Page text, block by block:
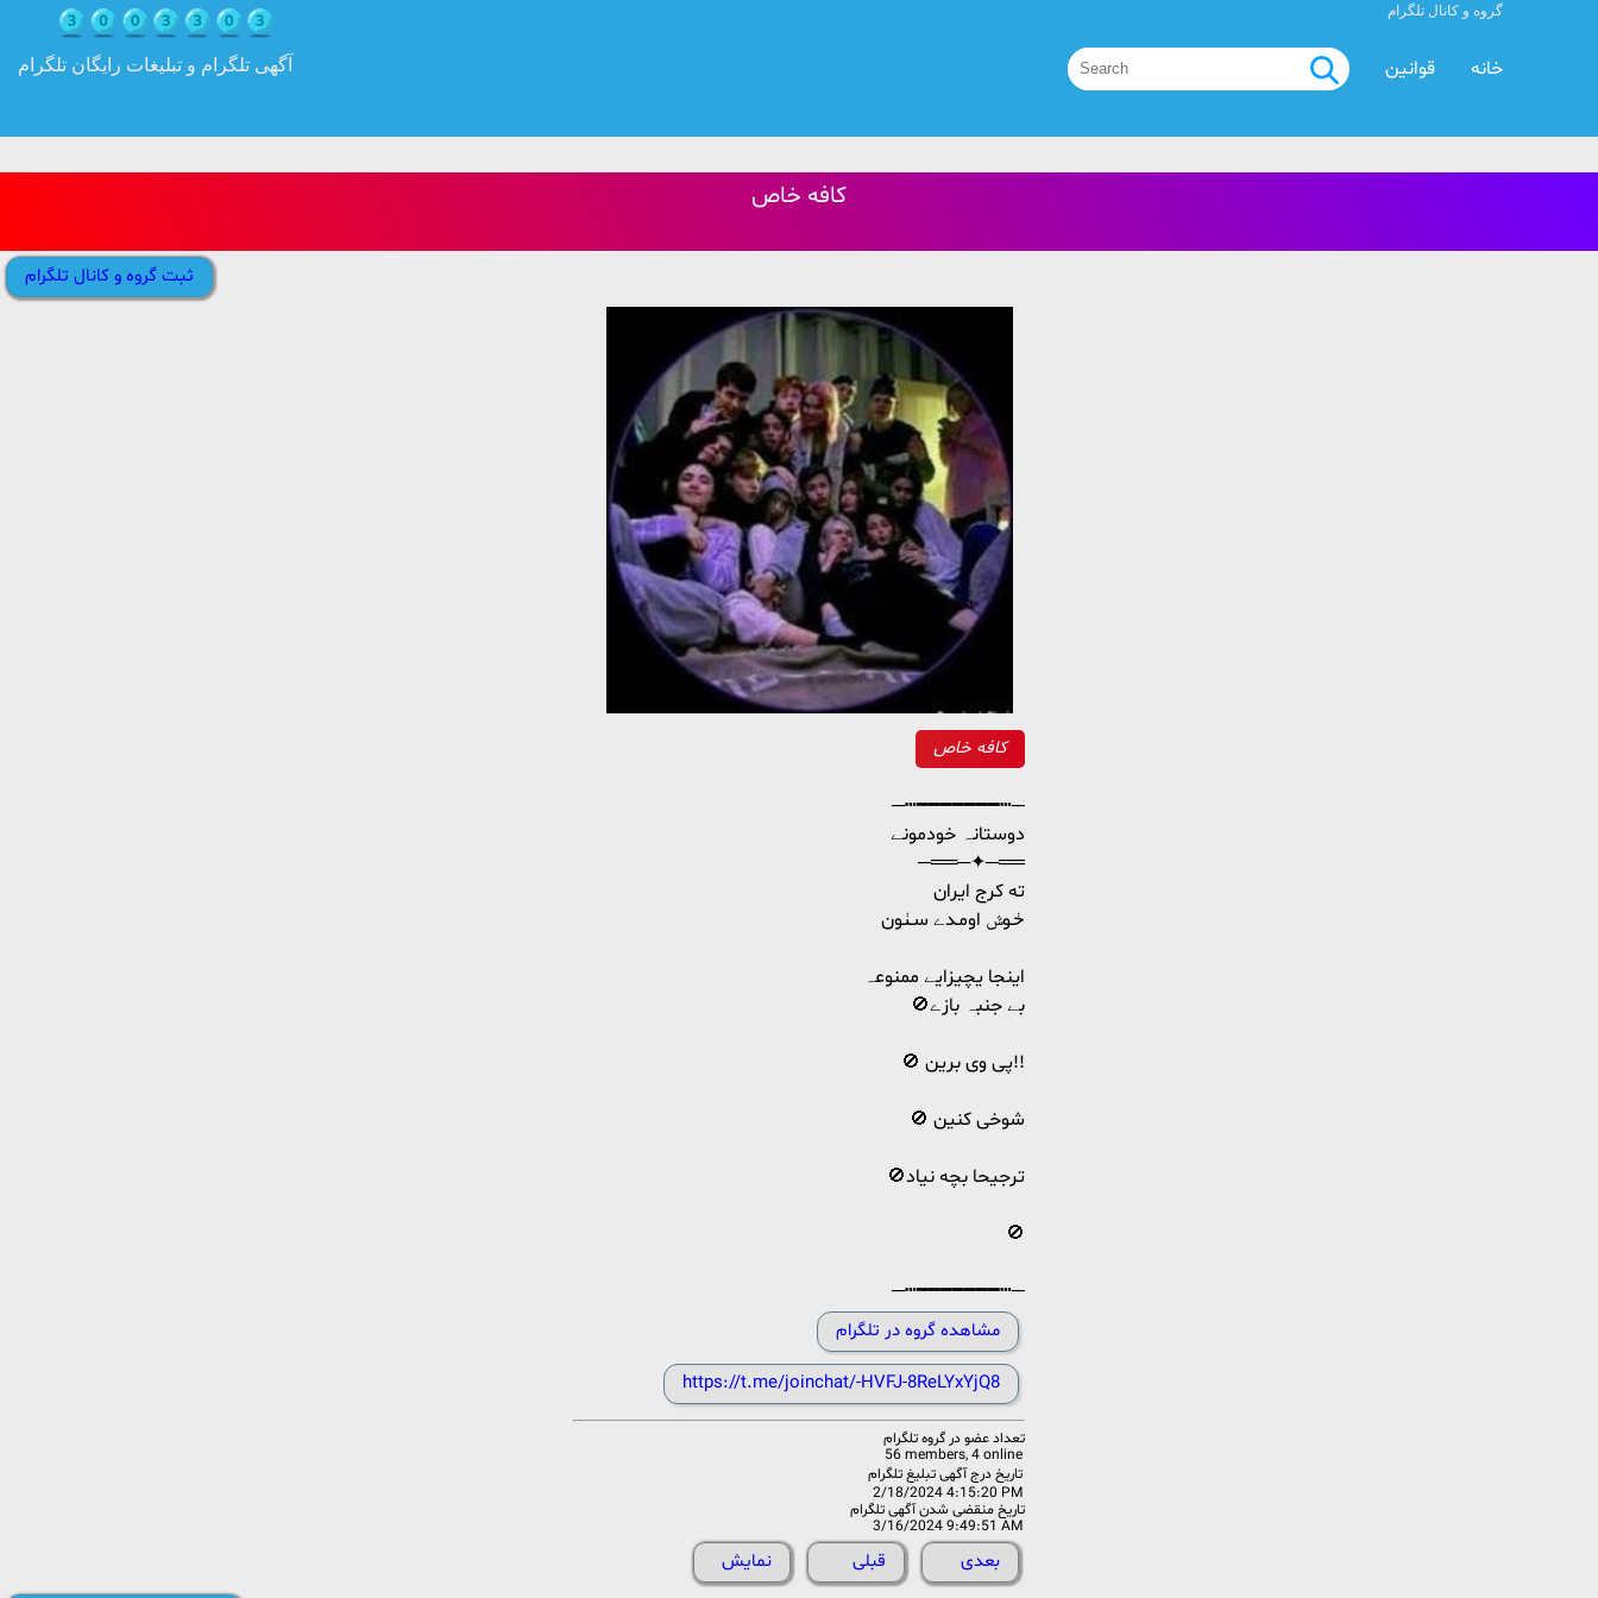
آگهی تلگرام و تبلیغات رایگان تلگرام
گروه و کانال تلگرام
قوانین خانه
کافه خاص
ثبت گروه و کانال تلگرام
کافه خاص
─┅━━━━━━━┅─
دوستانہ خودمونے
─══─✦─══
ته کرج ایران
ڂـوݜ اومـدے سـٺـون
اینجا یچیزایے ممنوعہ
🚫بے جنبہ بازے
🚫 پی وی برین!!
🚫 شوخی کنین
🚫ترجیحا بچه نیاد
🚫
─┅━━━━━━━┅─
مشاهده گروه در تلگرام
https://t.me/joinchat/-HVFJ-8ReLYxYjQ8
تعداد عضو در گروه تلگرام
56 members, 4 online
تاریخ درج آگهی تبلیغ تلگرام
2/18/2024 4:15:20 PM
تاریخ منقضی شدن آگهی تلگرام
3/16/2024 9:49:51 AM
نمایش قبلی بعدی